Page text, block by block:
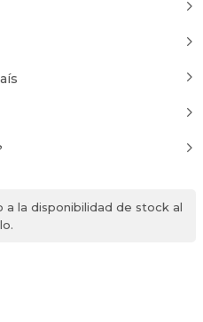
a la disponibilidad de stock al